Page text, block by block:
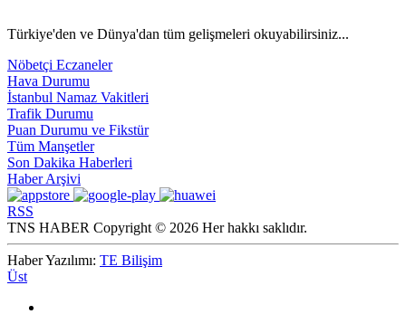
Türkiye'den ve Dünya'dan tüm gelişmeleri okuyabilirsiniz...
Nöbetçi Eczaneler
Hava Durumu
İstanbul Namaz Vakitleri
Trafik Durumu
Puan Durumu ve Fikstür
Tüm Manşetler
Son Dakika Haberleri
Haber Arşivi
RSS
TNS HABER Copyright © 2026 Her hakkı saklıdır.
Haber Yazılımı: TE Bilişim
Üst